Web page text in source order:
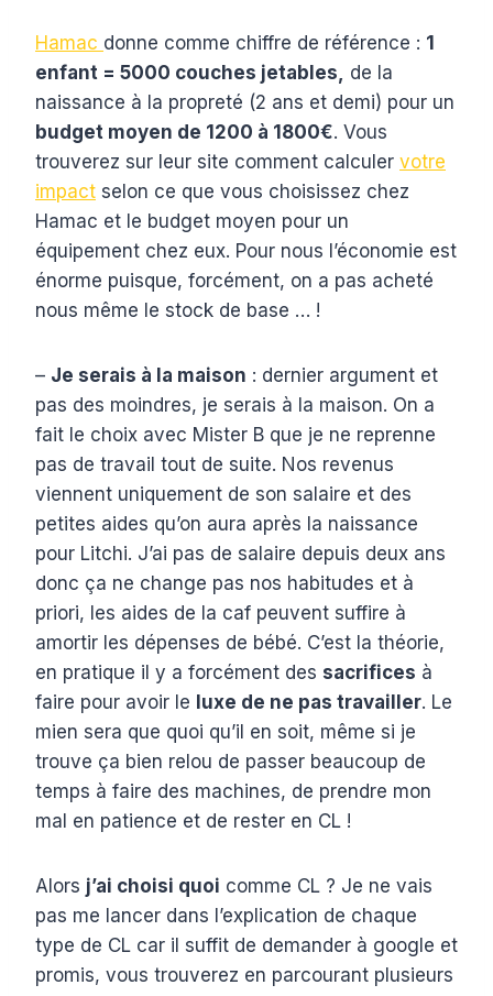
Hamac donne comme chiffre de référence : 1
enfant = 5000 couches jetables, de la
naissance à la propreté (2 ans et demi) pour un
budget moyen de 1200 à 1800€. Vous
trouverez sur leur site comment calculer votre
impact selon ce que vous choisissez chez
Hamac et le budget moyen pour un
équipement chez eux. Pour nous l’économie est
énorme puisque, forcément, on a pas acheté
nous même le stock de base … !
– Je serais à la maison : dernier argument et
pas des moindres, je serais à la maison. On a
fait le choix avec Mister B que je ne reprenne
pas de travail tout de suite. Nos revenus
viennent uniquement de son salaire et des
petites aides qu’on aura après la naissance
pour Litchi. J’ai pas de salaire depuis deux ans
donc ça ne change pas nos habitudes et à
priori, les aides de la caf peuvent suffire à
amortir les dépenses de bébé. C’est la théorie,
en pratique il y a forcément des sacrifices à
faire pour avoir le luxe de ne pas travailler. Le
mien sera que quoi qu’il en soit, même si je
trouve ça bien relou de passer beaucoup de
temps à faire des machines, de prendre mon
mal en patience et de rester en CL !
Alors j’ai choisi quoi comme CL ? Je ne vais
pas me lancer dans l’explication de chaque
type de CL car il suffit de demander à google et
promis, vous trouverez en parcourant plusieurs